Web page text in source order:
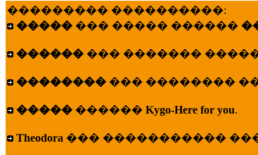
��������� ����������:
����� ��� ����� ������
������ ��� �������
�������� ��� ��������
����� ������ Kygo-Here for you.
Theodora ��� �����������